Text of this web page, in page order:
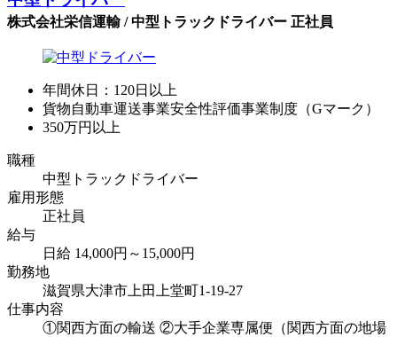
株式会社栄信運輸 / 中型トラックドライバー 正社員
年間休日：120日以上
貨物自動車運送事業安全性評価事業制度（Gマーク）
350万円以上
職種
中型トラックドライバー
雇用形態
正社員
給与
日給 14,000円～15,000円
勤務地
滋賀県大津市上田上堂町1-19-27
仕事内容
①関西方面の輸送 ②大手企業専属便（関西方面の地場